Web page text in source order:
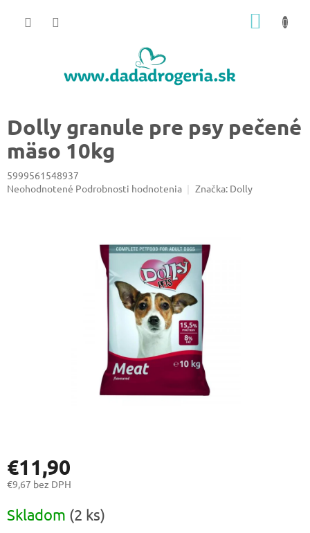
Dolly granule pre psy pečené
mäso 10kg
5999561548937
Priemerné
Neohodnotené Podrobnosti hodnotenia Značka: Dolly
€11,90
€9,67 bez DPH
cena:
Skladom (2 ks)